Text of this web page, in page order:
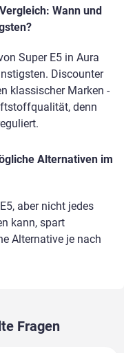
Wann und
Super E5 in Aura
Discounter
klassischer Marken -
denn
Alternativen im
aber nicht jedes
kann, spart
Alternative je nach
Fragen